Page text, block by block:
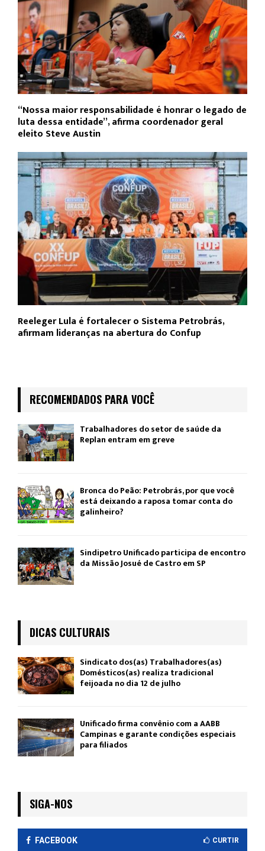
“Nossa maior responsabilidade é honrar o legado de
luta dessa entidade”, afirma coordenador geral
eleito Steve Austin
Reeleger Lula é fortalecer o Sistema Petrobrás,
afirmam lideranças na abertura do Confup
RECOMENDADOS PARA VOCÊ
Trabalhadores do setor de saúde da
Replan entram em greve
Bronca do Peão: Petrobrás, por que você
está deixando a raposa tomar conta do
galinheiro?
Sindipetro Unificado participa de encontro
da Missão Josué de Castro em SP
DICAS CULTURAIS
Sindicato dos(as) Trabalhadores(as)
Domésticos(as) realiza tradicional
feijoada no dia 12 de julho
Unificado firma convênio com a AABB
Campinas e garante condições especiais
para filiados
SIGA-NOS
FACEBOOK CURTIR